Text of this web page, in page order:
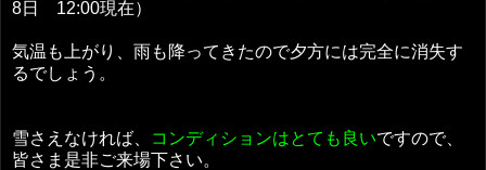
8日 12:00現在）
気温も上がり、雨も降ってきたので夕方には完全に消失す
るでしょう。
雪さえなければ、 コンディションはとても良いですので、
皆さま是非ご来場下さい。